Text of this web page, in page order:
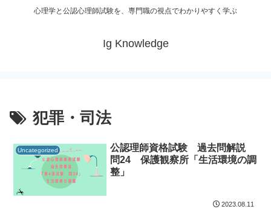
心理学と公認心理師試験を、専門職の視点でわかりやすく学ぶ
Ig Knowledge
犯罪・司法
Uncategorized
公認理師資格試験 過去問解説
問24 保護観察所「生活環境の調
整」
2023.08.11